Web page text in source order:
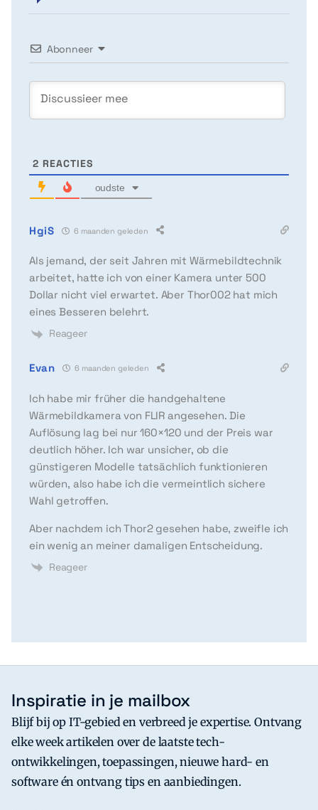
Abonneer
2 REACTIES
oudste
HgiS 6 maanden geleden
Als jemand, der seit Jahren mit Wärmebildtechnik
arbeitet, hatte ich von einer Kamera unter 500
Dollar nicht viel erwartet. Aber Thor002 hat mich
eines Besseren belehrt.
Reageer
Evan 6 maanden geleden
Ich habe mir früher die handgehaltene
Wärmebildkamera von FLIR angesehen. Die
Auflösung lag bei nur 160×120 und der Preis war
deutlich höher. Ich war unsicher, ob die
günstigeren Modelle tatsächlich funktionieren
würden, also habe ich die vermeintlich sichere
Wahl getroffen.
Aber nachdem ich Thor2 gesehen habe, zweifle ich
ein wenig an meiner damaligen Entscheidung.
Reageer
Inspiratie in je mailbox
Blijf bij op IT-gebied en verbreed je expertise. Ontvang
elke week artikelen over de laatste tech-
ontwikkelingen, toepassingen, nieuwe hard- en
software én ontvang tips en aanbiedingen.